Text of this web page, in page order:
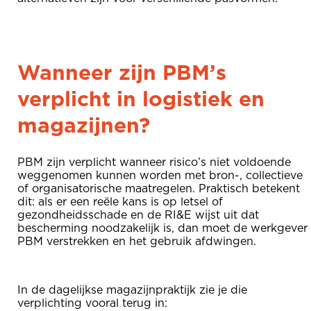
Wanneer zijn PBM’s
verplicht in logistiek en
magazijnen?
PBM zijn verplicht wanneer risico’s niet voldoende
weggenomen kunnen worden met bron-, collectieve
of organisatorische maatregelen. Praktisch betekent
dit: als er een reële kans is op letsel of
gezondheidsschade en de RI&E wijst uit dat
bescherming noodzakelijk is, dan moet de werkgever
PBM verstrekken en het gebruik afdwingen.
In de dagelijkse magazijnpraktijk zie je die
verplichting vooral terug in: